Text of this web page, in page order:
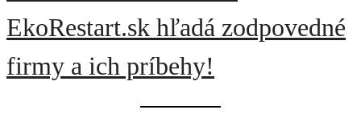
EkoRestart.sk hľadá zodpovedné
firmy a ich príbehy!